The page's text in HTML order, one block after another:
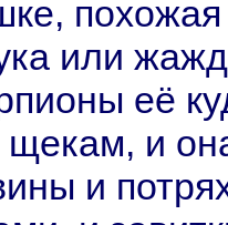
похожая
или
её
щекам, и
и